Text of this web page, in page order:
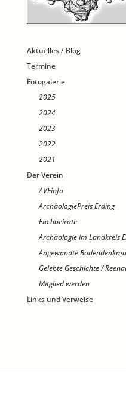
Aktuelles / Blog
Termine
Fotogalerie
2025
2024
2023
2022
2021
Der Verein
AVEinfo
ArchäologiePreis Erding
Fachbeiräte
Archäologie im Landkreis
Angewandte
Gelebte Geschichte /
Mitglied werden
Links und Verweise